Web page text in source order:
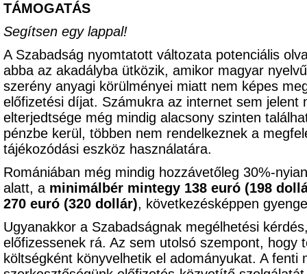
TÁMOGATÁS
Segítsen egy lappal!
A Szabadság nyomtatott változata potenciális
abba az akadályba ütközik, amikor magyar
szerény anyagi körülményei miatt nem képes
előfizetési díjat. Számukra az internet sem jelent
elterjedtsége még mindig alacsony szinten
pénzbe kerül, többen nem rendelkeznek a
tájékozódási eszköz használatára.
Romániában még mindig hozzávetőleg 30%-
alatt, a minimálbér mintegy 138 euró (198
270 euró (320 dollár), következésképpen
Ugyanakkor a Szabadságnak megélhetési
előfizessenek rá. Az sem utolsó szempont, hogy
költségként könyvelhetik el adományukat. A fenti